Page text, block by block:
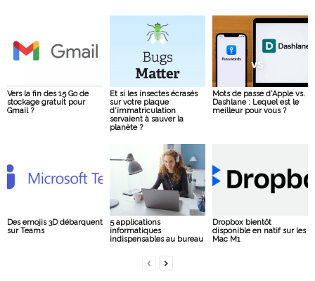
Vers la fin des 15 Go de
stockage gratuit pour
Gmail ?
Et si les insectes écrasés
sur votre plaque
d’immatriculation
servaient à sauver la
planète ?
Mots de passe d’Apple vs.
Dashlane : Lequel est le
meilleur pour vous ?
Des emojis 3D débarquent
sur Teams
5 applications
informatiques
indispensables au bureau
Dropbox bientôt
disponible en natif sur les
Mac M1